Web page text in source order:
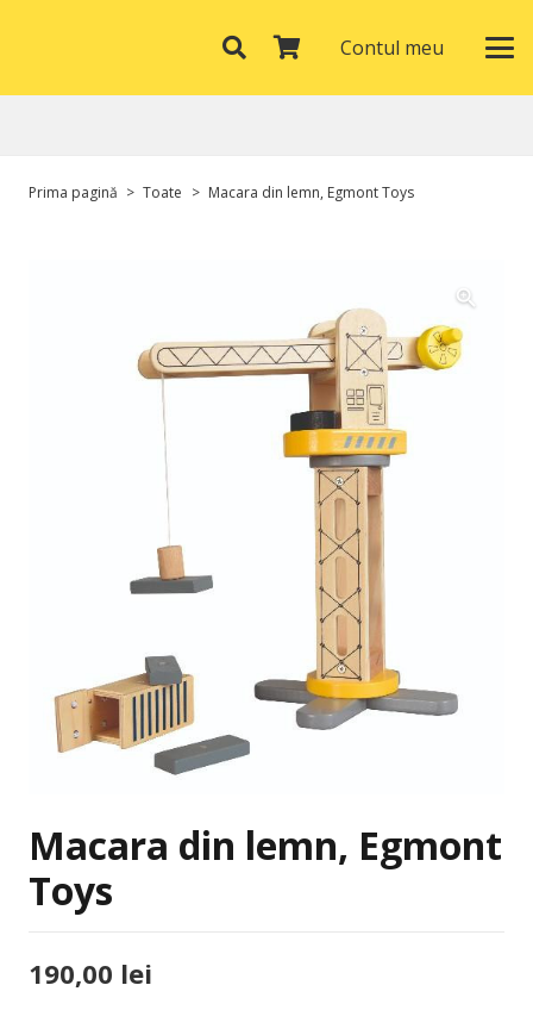
Contul meu
Prima pagină > Toate > Macara din lemn, Egmont Toys
Macara din lemn, Egmont
Toys
190,00 lei